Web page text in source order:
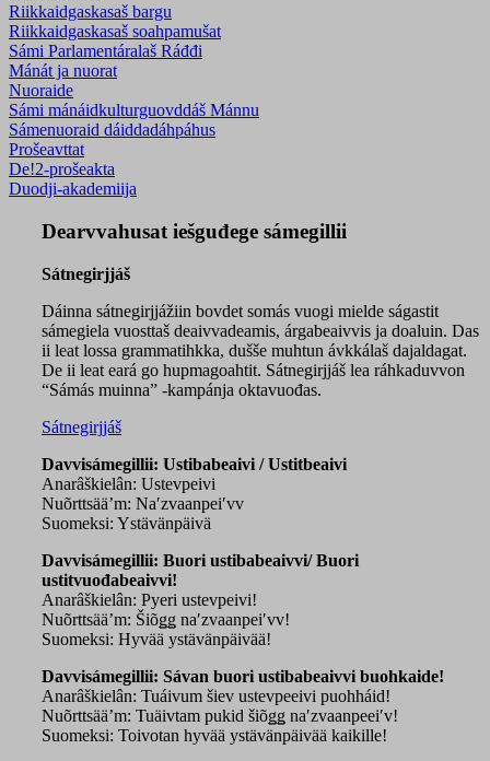
Riikkaidgaskasaš bargu
Riikkaidgaskasaš soahpamušat
Sámi Parlamentáralaš Ráđđi
Mánát ja nuorat
Nuoraide
Sámi mánáidkulturguovddáš Mánnu
Sámenuoraid dáiddadáhpáhus
Prošeavttat
De!2-prošeakta
Duodji-akademiija
Dearvvahusat iešguđege sámegillii
Sátnegirjjáš
Dáinna sátnegirjjážiin bovdet somás vuogi mielde ságastit
sámegiela vuosttaš deaivvadeamis, árgabeaivvis ja doaluin. Das
ii leat lossa grammatihkka, dušše muhtun ávkkálaš dajaldagat.
De ii leat eará go hupmagoahtit. Sátnegirjjáš lea ráhkaduvvon
“Sámás muinna” -kampánja oktavuođas.
Sátnegirjjáš
Davvisámegillii: Ustibabeaivi / Ustitbeaivi
Anarâškielân: Ustevpeivi
Nuõrttsää’m: Naʹzvaanpeiʹvv
Suomeksi: Ystävänpäivä
Davvisámegillii: Buori ustibabeaivvi/ Buori
ustitvuođabeaivvi!
Anarâškielân: Pyeri ustevpeivi!
Nuõrttsää’m: Šiõǥǥ naʹzvaanpeiʹvv!
Suomeksi: Hyvää ystävänpäivää!
Davvisámegillii: Sávan buori ustibabeaivvi buohkaide!
Anarâškielân: Tuáivum šiev ustevpeeivi puohháid!
Nuõrttsää’m: Tuäivtam pukid šiõǥǥ naʹzvaanpeeiʹv!
Suomeksi: Toivotan hyvää ystävänpäivää kaikille!